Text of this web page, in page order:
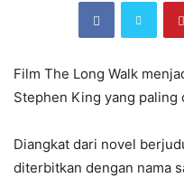
Film The Long Walk
Stephen King yang paling
Diangkat dari novel
diterbitkan dengan nama